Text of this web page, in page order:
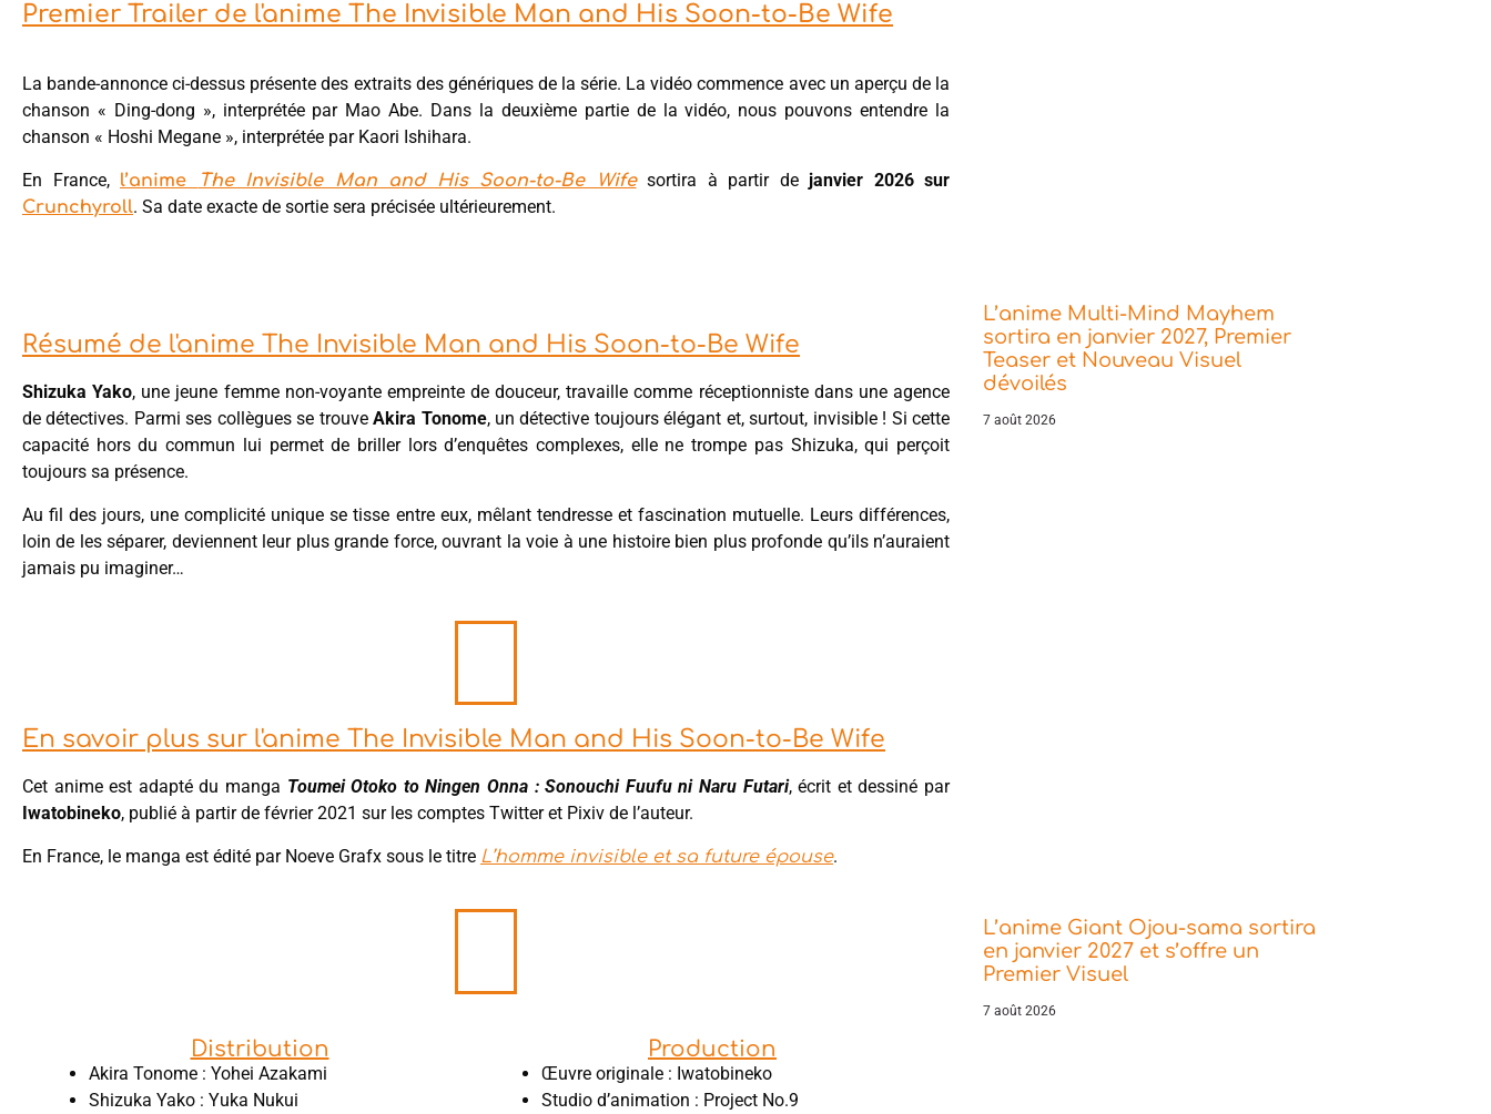
Premier Trailer de l'anime The Invisible Man and His Soon-to-Be Wife
La bande-annonce ci-dessus présente des extraits des génériques de la série. La vidéo commence avec un aperçu de la
chanson « Ding-dong », interprétée par Mao Abe. Dans la deuxième partie de la vidéo, nous pouvons entendre la
chanson « Hoshi Megane », interprétée par Kaori Ishihara.
En France, l’anime The Invisible Man and His Soon-to-Be Wifesortira à partir de janvier 2026 sur
Crunchyroll. Sa date exacte de sortie sera précisée ultérieurement.
Résumé de l'anime The Invisible Man and His Soon-to-Be Wife
Shizuka Yako, une jeune femme non-voyante empreinte de douceur, travaille comme réceptionniste dans une agence
de détectives. Parmi ses collègues se trouveAkira Tonome, un détective toujours élégant et, surtout, invisible ! Si cette
capacité hors du commun lui permet de briller lors d’enquêtes complexes, elle ne trompe pas Shizuka, qui perçoit
toujours sa présence.
Au fil des jours, une complicité unique se tisse entre eux, mêlant tendresse et fascination mutuelle. Leurs différences,
loin de les séparer, deviennent leur plus grande force, ouvrant la voie à une histoire bien plus profonde qu’ils n’auraient
jamais pu imaginer…
En savoir plus sur l'anime The Invisible Man and His Soon-to-Be Wife
Cet anime est adapté du manga Toumei Otoko to Ningen Onna : Sonouchi Fuufu ni Naru Futari, écrit et dessiné par
Iwatobineko, publié à partir de février 2021 sur les comptes Twitter et Pixiv de l’auteur.
En France, le manga est édité par Noeve Grafx sous le titre L’homme invisible et sa future épouse.
Distribution
Akira Tonome : Yohei Azakami
Shizuka Yako : Yuka Nukui
Production
Œuvre originale : Iwatobineko
Studio d’animation : Project No.9
L’anime Multi-Mind Mayhem
sortira en janvier 2027, Premier
Teaser et Nouveau Visuel
dévoilés
7 août 2026
L’anime Giant Ojou-sama sortira
en janvier 2027 et s’offre un
Premier Visuel
7 août 2026